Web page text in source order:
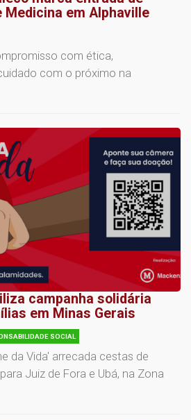
Medicina em Alphaville
com ética,
com o próximo na
campanha solidária
em Minas Gerais
SOCIAL
da Vida' arrecada cestas de
Juiz de Fora e Ubá, na Zona